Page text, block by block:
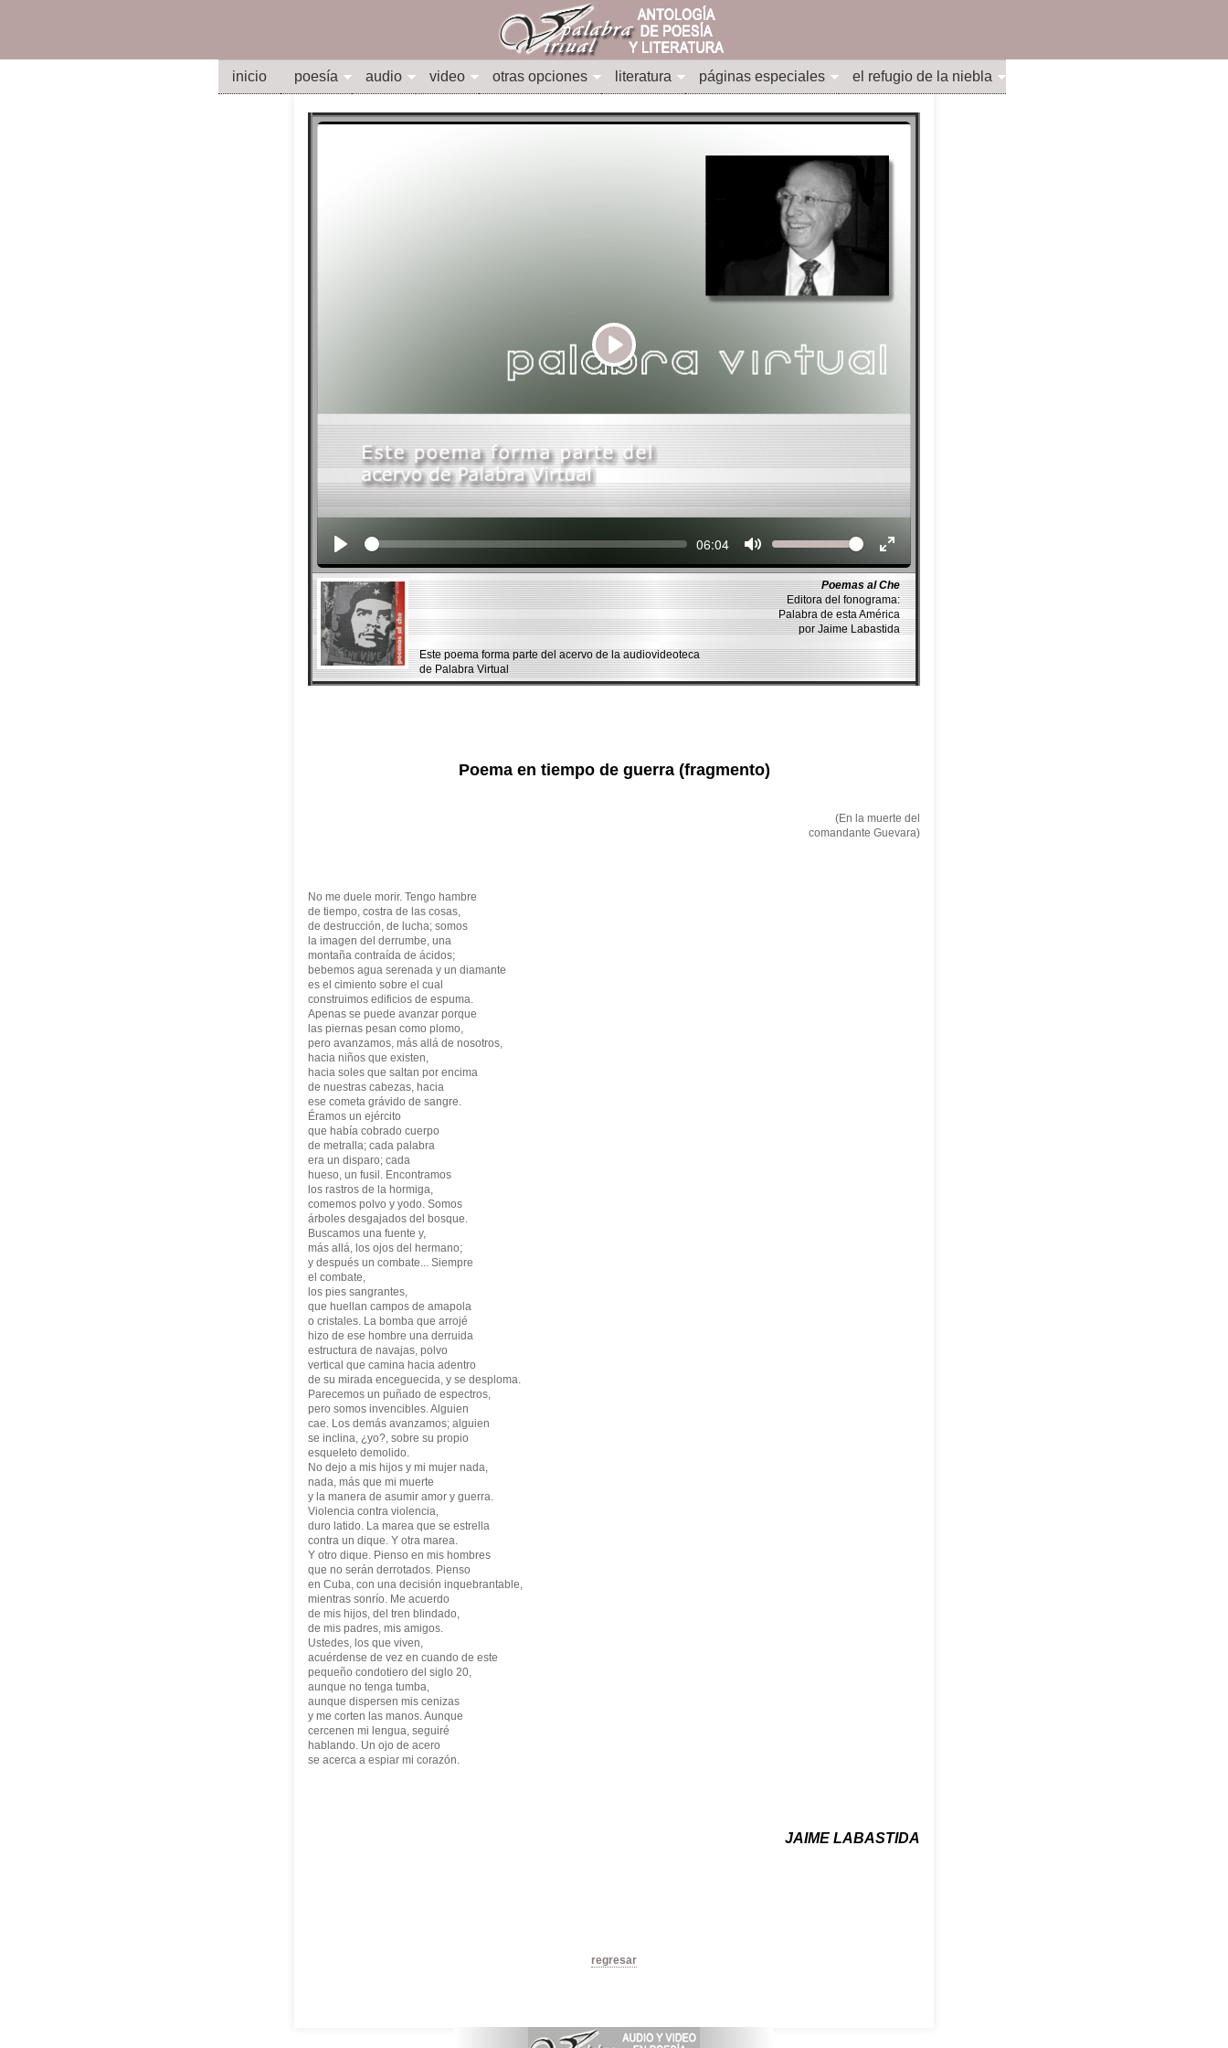
inicio poesía audio video otras opciones literatura páginas especiales el refugio de la niebla
Play
Seek Current
06:04 Volume
Poemas al Che
Editora del fonograma:
Palabra de esta América
por Jaime Labastida
Este poema forma parte del acervo de la audiovideoteca
de Palabra Virtual
Poema en tiempo de guerra (fragmento)
(En la muerte del
comandante Guevara)
No me duele morir. Tengo hambre
de tiempo, costra de las cosas,
de destrucción, de lucha; somos
la imagen del derrumbe, una
montaña contraída de ácidos;
bebemos agua serenada y un diamante
es el cimiento sobre el cual
construimos edificios de espuma.
Apenas se puede avanzar porque
las piernas pesan como plomo,
pero avanzamos, más allá de nosotros,
hacia niños que existen,
hacia soles que saltan por encima
de nuestras cabezas, hacia
ese cometa grávido de sangre.
Éramos un ejército
que había cobrado cuerpo
de metralla; cada palabra
era un disparo; cada
hueso, un fusil. Encontramos
los rastros de la hormiga,
comemos polvo y yodo. Somos
árboles desgajados del bosque.
Buscamos una fuente y,
más allá, los ojos del hermano;
y después un combate... Siempre
el combate,
los pies sangrantes,
que huellan campos de amapola
o cristales. La bomba que arrojé
hizo de ese hombre una derruida
estructura de navajas, polvo
vertical que camina hacia adentro
de su mirada enceguecida, y se desploma.
Parecemos un puñado de espectros,
pero somos invencibles. Alguien
cae. Los demás avanzamos; alguien
se inclina, ¿yo?, sobre su propio
esqueleto demolido.
No dejo a mis hijos y mi mujer nada,
nada, más que mi muerte
y la manera de asumir amor y guerra.
Violencia contra violencia,
duro latido. La marea que se estrella
contra un dique. Y otra marea.
Y otro dique. Pienso en mis hombres
que no serán derrotados. Pienso
en Cuba, con una decisión inquebrantable,
mientras sonrío. Me acuerdo
de mis hijos, del tren blindado,
de mis padres, mis amigos.
Ustedes, los que viven,
acuérdense de vez en cuando de este
pequeño condotiero del siglo 20,
aunque no tenga tumba,
aunque dispersen mis cenizas
y me corten las manos. Aunque
cercenen mi lengua, seguiré
hablando. Un ojo de acero
se acerca a espiar mi corazón.
JAIME LABASTIDA
regresar